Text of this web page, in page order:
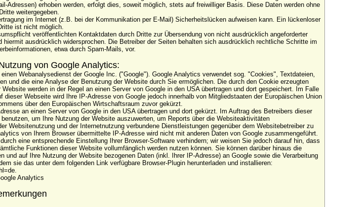
Adressen) erhoben werden, erfolgt dies, soweit möglich, stets auf freiwilliger Basis. Diese Daten werden ohne
weitergegeben.
im Internet (z.B. bei der Kommunikation per E-Mail) Sicherheitslücken aufweisen kann. Ein lückenloser
ist nicht möglich.
veröffentlichten Kontaktdaten durch Dritte zur Übersendung von nicht ausdrücklich angeforderter
hiermit ausdrücklich widersprochen. Die Betreiber der Seiten behalten sich ausdrücklich rechtliche Schritte im
etwa durch Spam-Mails, vor.
von Google Analytics:
Webanalysedienst der Google Inc. ("Google"). Google Analytics verwendet sog. "Cookies", Textdateien,
und die eine Analyse der Benutzung der Website durch Sie ermöglichen. Die durch den Cookie erzeugten
werden in der Regel an einen Server von Google in den USA übertragen und dort gespeichert. Im Falle
dieser Webseite wird Ihre IP-Adresse von Google jedoch innerhalb von Mitgliedstaaten der Europäischen Union
über den Europäischen Wirtschaftsraum zuvor gekürzt.
an einen Server von Google in den USA übertragen und dort gekürzt. Im Auftrag des Betreibers dieser
um Ihre Nutzung der Website auszuwerten, um Reports über die Websiteaktivitäten
Websitenutzung und der Internetnutzung verbundene Dienstleistungen gegenüber dem Websitebetreiber zu
von Ihrem Browser übermittelte IP-Adresse wird nicht mit anderen Daten von Google zusammengeführt.
eine entsprechende Einstellung Ihrer Browser-Software verhindern; wir weisen Sie jedoch darauf hin, dass
Funktionen dieser Website vollumfänglich werden nutzen können. Sie können darüber hinaus die
und auf Ihre Nutzung der Website bezogenen Daten (inkl. Ihrer IP-Adresse) an Google sowie die Verarbeitung
sie das unter dem folgenden Link verfügbare Browser-Plugin herunterladen und installieren:
Analytics